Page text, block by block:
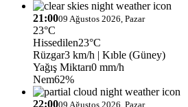
21:0009 Ağustos 2026, Pazar
23°C
Hissedilen23°C
Rüzgar3 km/h | Kıble (Güney)
Yağış Miktarı0 mm/h
Nem62%
22:0009 Ağustos 2026, Pazar